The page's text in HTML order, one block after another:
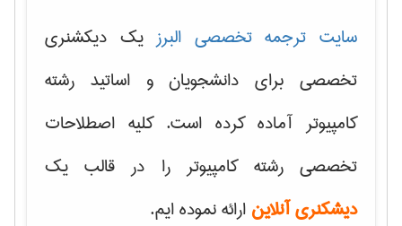
سایت ترجمه تخصصی البرزیک دیکشنری
تخصصی برای دانشجویان و اساتید رشته
کامپیوتر آماده کرده است. کلیه اصطلاحات
تخصصی رشته کامپیوتر را در قالب یک
دیشکنری آنلاین ارائه نموده ایم.